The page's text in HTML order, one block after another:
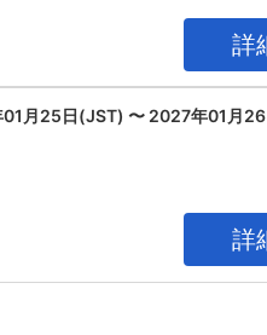
詳
月25日(JST) 〜 2027年01月
詳